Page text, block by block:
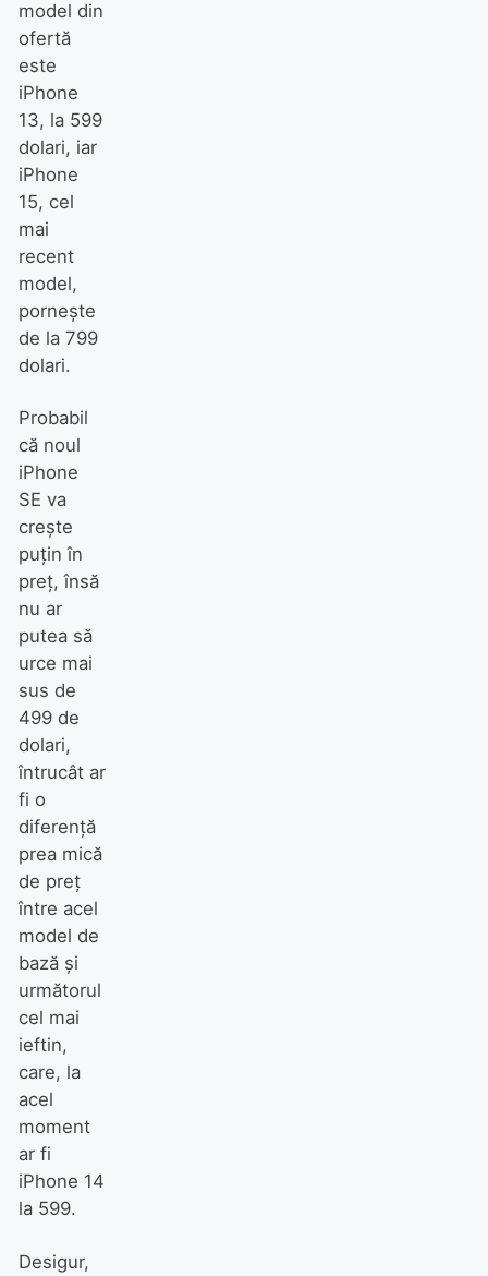
model din
ofertă
este
iPhone
13, la 599
dolari, iar
iPhone
15, cel
mai
recent
model,
pornește
de la 799
dolari.
Probabil
că noul
iPhone
SE va
crește
puțin în
preț, însă
nu ar
putea să
urce mai
sus de
499 de
dolari,
întrucât ar
fi o
diferență
prea mică
de preț
între acel
model de
bază și
următorul
cel mai
ieftin,
care, la
acel
moment
ar fi
iPhone 14
la 599.
Desigur,